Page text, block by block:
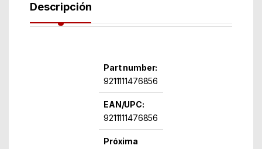
Descripción
Part number:
9211111476856
EAN/UPC:
9211111476856
Próxima